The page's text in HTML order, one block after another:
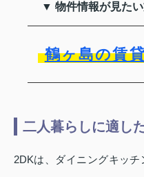
▼ 物件情報が見た
鶴ヶ島の賃
二人暮らしに適し
2DKは、ダイニングキッ